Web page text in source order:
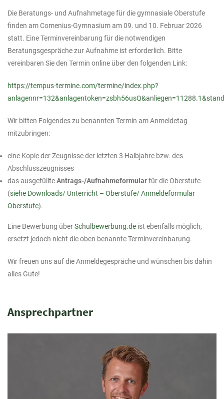
Die Beratungs- und Aufnahmetage für die gymnasiale Oberstufe
finden am Comenius-Gymnasium am 09. und 10. Februar 2026
statt. Eine Terminvereinbarung für die notwendigen
Beratungsgespräche zur Aufnahme ist erforderlich. Bitte
vereinbaren Sie den Termin online über den folgenden Link:
https://tempus-termine.com/termine/index.php?
Wir bitten Folgendes zu benannten Termin am Anmeldetag
mitzubringen:
eine Kopie der Zeugnisse der letzten 3 Halbjahre bzw. des
Abschlusszeugnisses
das ausgefüllteAntrags-/Aufnahmeformularfür die Oberstufe
(siehe Downloads/ Unterricht – Oberstufe/ Anmeldeformular
Oberstufe).
Eine Bewerbung überSchulbewerbung.de ist ebenfalls möglich,
ersetzt jedoch nicht die oben benannte Terminvereinbarung.
Wir freuen uns auf die Anmeldegespräche und wünschen bis dahin
alles Gute!
Ansprechpartner